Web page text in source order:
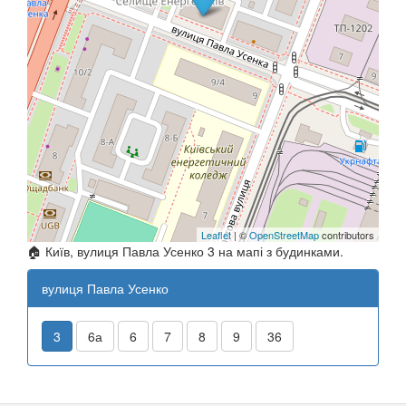
Leaflet| ©OpenStreetMapcontributors
🏠 Київ, вулиця Павла Усенко 3 на мапі з будинками.
вулиця Павла Усенко
3 6а 6 7 8 9 36